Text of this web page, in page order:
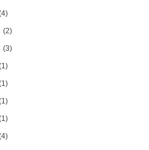
(2)
(3)